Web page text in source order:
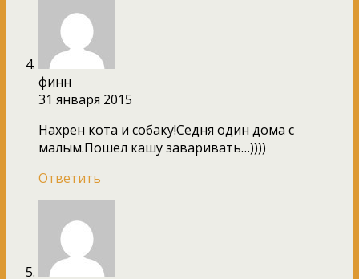
финн
31 января 2015
Нахрен кота и собаку!Седня один дома с
малым.Пошел кашу заваривать…))))
Ответить